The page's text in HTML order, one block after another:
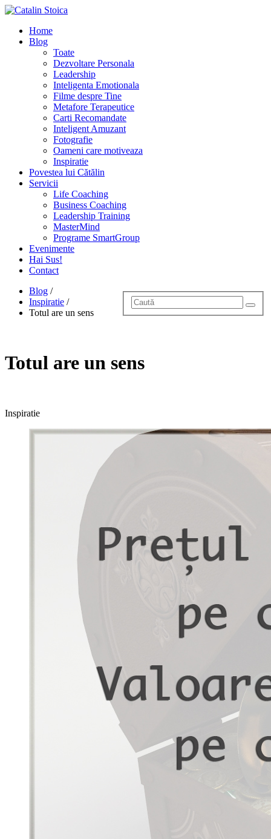
Home
Blog
Toate
Dezvoltare Personala
Leadership
Inteligenta Emotionala
Filme despre Tine
Metafore Terapeutice
Carti Recomandate
Inteligent Amuzant
Fotografie
Oameni care motiveaza
Inspiratie
Povestea lui Cătălin
Servicii
Life Coaching
Business Coaching
Leadership Training
MasterMind
Programe SmartGroup
Evenimente
Hai Sus!
Contact
Blog /
Inspiratie /
Totul are un sens
Totul are un sens
Inspiratie